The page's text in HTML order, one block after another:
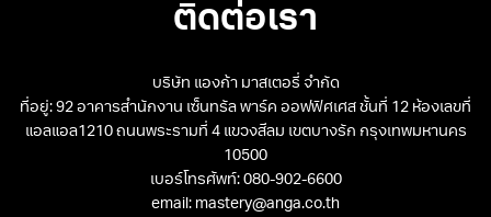
ติดต่อเรา
บริษัท แองก้า มาสเตอรี่ จำกัด
ที่อยู่: 92 อาคารสำนักงาน เซ็นทรัล พาร์ค ออฟฟิศเศส ชั้นที่ 12 ห้องเลขที่
แอลแอล1210 ถนนพระรามที่ 4 แขวงสีลม เขตบางรัก กรุงเทพมหานคร
10500
เบอร์โทรศัพท์: 080-902-6600
email: mastery@anga.co.th